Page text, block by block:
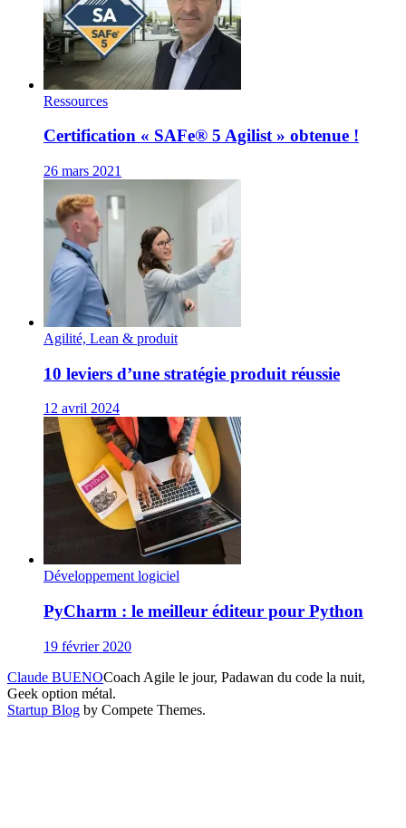
Ressources
Certification « SAFe® 5 Agilist » obtenue !
26 mars 2021
Agilité, Lean & produit
10 leviers d’une stratégie produit réussie
12 avril 2024
Développement logiciel
PyCharm : le meilleur éditeur pour Python
19 février 2020
Claude BUENOCoach Agile le jour, Padawan du code la nuit,
Geek option métal.
Startup Blog by Compete Themes.